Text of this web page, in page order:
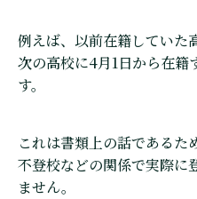
例えば、以前在籍していた
次の高校に4月1日から在籍
す。
これは書類上の話であるた
不登校などの関係で実際に
ません。